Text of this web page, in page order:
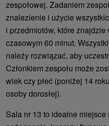
zespołowej. Zadaniem
znalezienie i użycie
i przedmiotów, które
czasowym 60 minut.
należy rozwiązać, aby
Członkiem zespołu może
wiek czy płeć (poniżej 14
osoby dorosłej).
Sala nr 13 to idealne